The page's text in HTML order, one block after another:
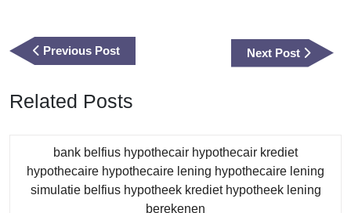
Previous PostPrevious
Post
Next Post
Next
Post
Related Posts
bank belfius hypothecair hypothecair krediet
hypothecaire hypothecaire lening hypothecaire lening
simulatie belfius hypotheek krediet hypotheek lening
berekenen